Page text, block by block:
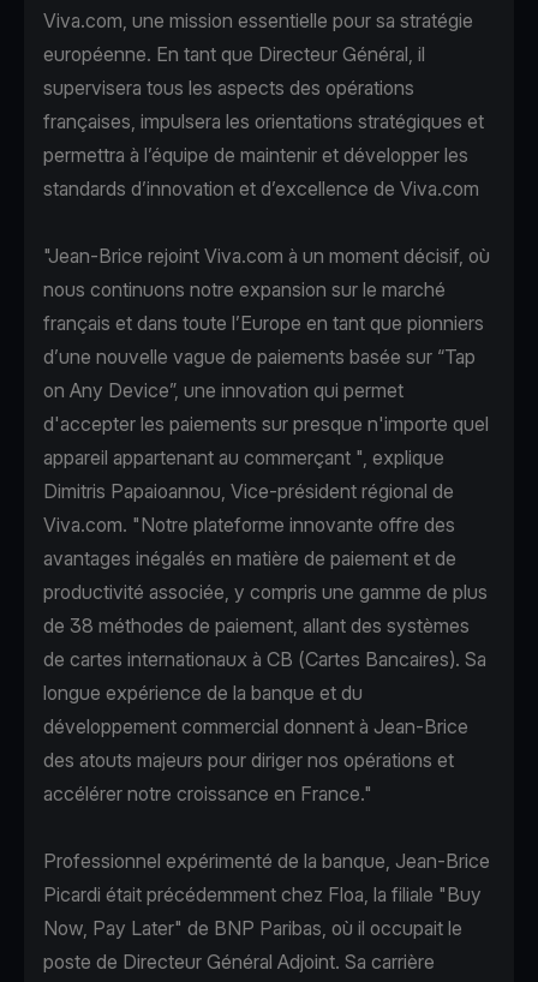
Viva.com, une mission essentielle pour sa stratégie
européenne. En tant que Directeur Général, il
supervisera tous les aspects des opérations
françaises, impulsera les orientations stratégiques et
permettra à l’équipe de maintenir et développer les
standards d’innovation et d’excellence de Viva.com
"Jean-Brice rejoint Viva.com à un moment décisif, où
nous continuons notre expansion sur le marché
français et dans toute l’Europe en tant que pionniers
d’une nouvelle vague de paiements basée sur “Tap
on Any Device”, une innovation qui permet
d'accepter les paiements sur presque n'importe quel
appareil appartenant au commerçant ", explique
Dimitris Papaioannou, Vice-président régional de
Viva.com. "Notre plateforme innovante offre des
avantages inégalés en matière de paiement et de
productivité associée, y compris une gamme de plus
de 38 méthodes de paiement, allant des systèmes
de cartes internationaux à CB (Cartes Bancaires). Sa
longue expérience de la banque et du
développement commercial donnent à Jean-Brice
des atouts majeurs pour diriger nos opérations et
accélérer notre croissance en France."
Professionnel expérimenté de la banque, Jean-Brice
Picardi était précédemment chez Floa, la filiale "Buy
Now, Pay Later" de BNP Paribas, où il occupait le
poste de Directeur Général Adjoint. Sa carrière